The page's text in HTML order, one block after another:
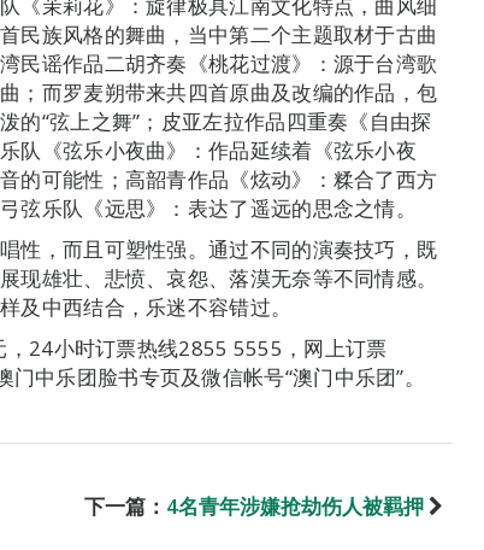
《茉莉花》：旋律极具江南文化特点，曲风细
民族风格的舞曲，当中第二个主题取材于古曲
民谣作品二胡齐奏《桃花过渡》：源于台湾歌
；而罗麦朔带来共四首原曲及改编的作品，包
的“弦上之舞”；皮亚左拉作品四重奏《自由探
队《弦乐小夜曲》：作品延续着《弦乐小夜
的可能性；高韶青作品《炫动》：糅合了西方
弦乐队《远思》：表达了遥远的思念之情。
性，而且可塑性强。通过不同的演奏技巧，既
现雄壮、悲愤、哀怨、落漠无奈等不同情感。
及中西结合，乐迷不容错过。
，24小时订票热线2855 5555，网上订票
中乐团脸书专页及微信帐号“澳门中乐团”。
下一篇： 4名青年涉嫌抢劫伤人被羁押